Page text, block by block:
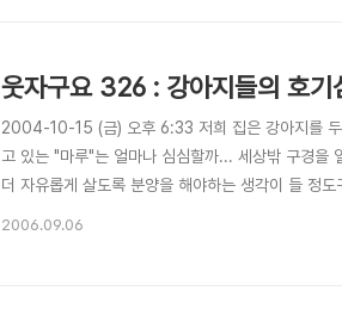
웃자구요 326 : 강아지들의 호기
2004-10-15 (금) 오후 6:33 저희 집은 강아지를 두
고 있는 "마루"는 얼마나 심심할까... 세상밖 구경을
더 자유롭게 살도록 분양을 해야하는 생각이 들 정
2006.09.06